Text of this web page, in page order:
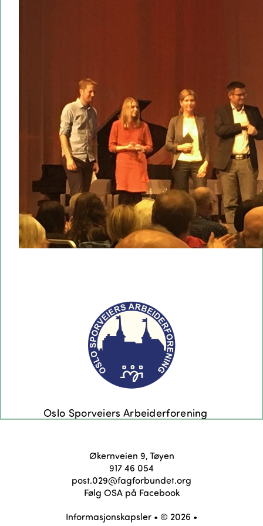
Økernveien 9, Tøyen
917 46 054
post.029@fagforbundet.org
Følg OSA på Facebook
Informasjonskapsler • © 2026 •